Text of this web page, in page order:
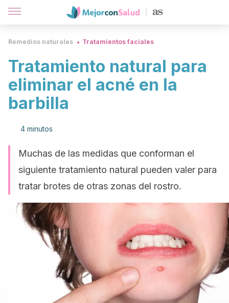
Remedios naturales Tratamientos faciales
Tratamiento natural para
eliminar el acné en la
barbilla
4 minutos
Muchas de las medidas que conforman el
siguiente tratamiento natural pueden valer para
tratar brotes de otras zonas del rostro.